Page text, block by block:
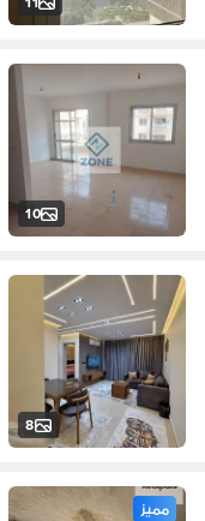
10
8
مميز